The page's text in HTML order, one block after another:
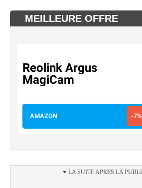
MEILLEURE OFFRE
Reolink Argus
MagiCam
AMAZON -7%